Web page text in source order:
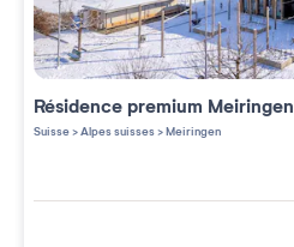
Résidence premium Meiringen
Suisse>Alpes suisses>Meiringen